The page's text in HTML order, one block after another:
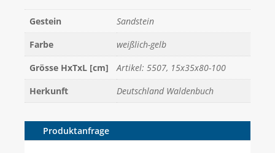
Gestein
Sandstein
Farbe
weißlich-gelb
Grösse HxTxL [cm]
Artikel: 5507, 15x35x80-100
Herkunft
Deutschland Waldenbuch
Produktanfrage